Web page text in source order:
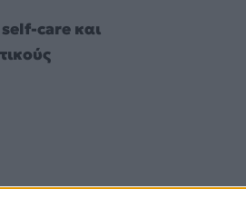
self-care και